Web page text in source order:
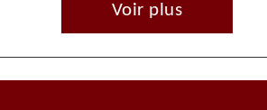
Voir plus